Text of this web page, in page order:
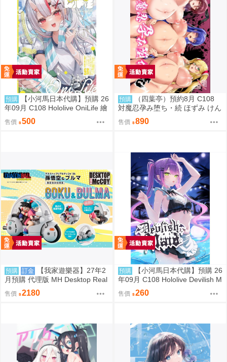
預購
【小河馬日本代購】預購 26
年09月 C108 Hololive OniLife 繪
師:HAGE
售價 500
預購
（四葉亭）預約8月 C108
対魔忍孕み堕ち・続 ほずみ けん
じ
售價 890
預購 訂金
【我家遊樂器】27年2
月預購 代理版 MH Desktop Real
McCoy 七龍珠 06 孫悟空&布瑪
限定復刻版
售價 2180
預購
【小河馬日本代購】預購 26
年09月 C108 Hololive Devilish M
aid 繪師:にゃろめ
售價 260